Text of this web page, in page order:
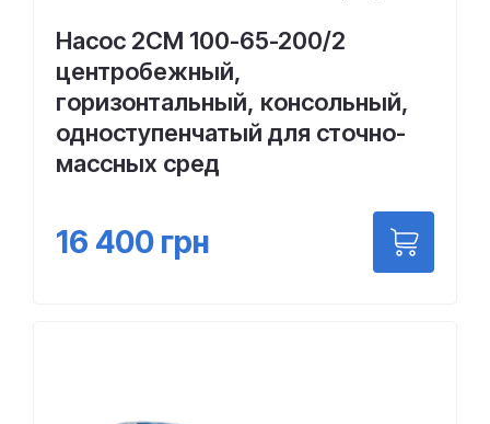
Насос 2СМ 100-65-200/2
центробежный,
горизонтальный, консольный,
одноступенчатый для сточно-
массных сред
16 400 грн